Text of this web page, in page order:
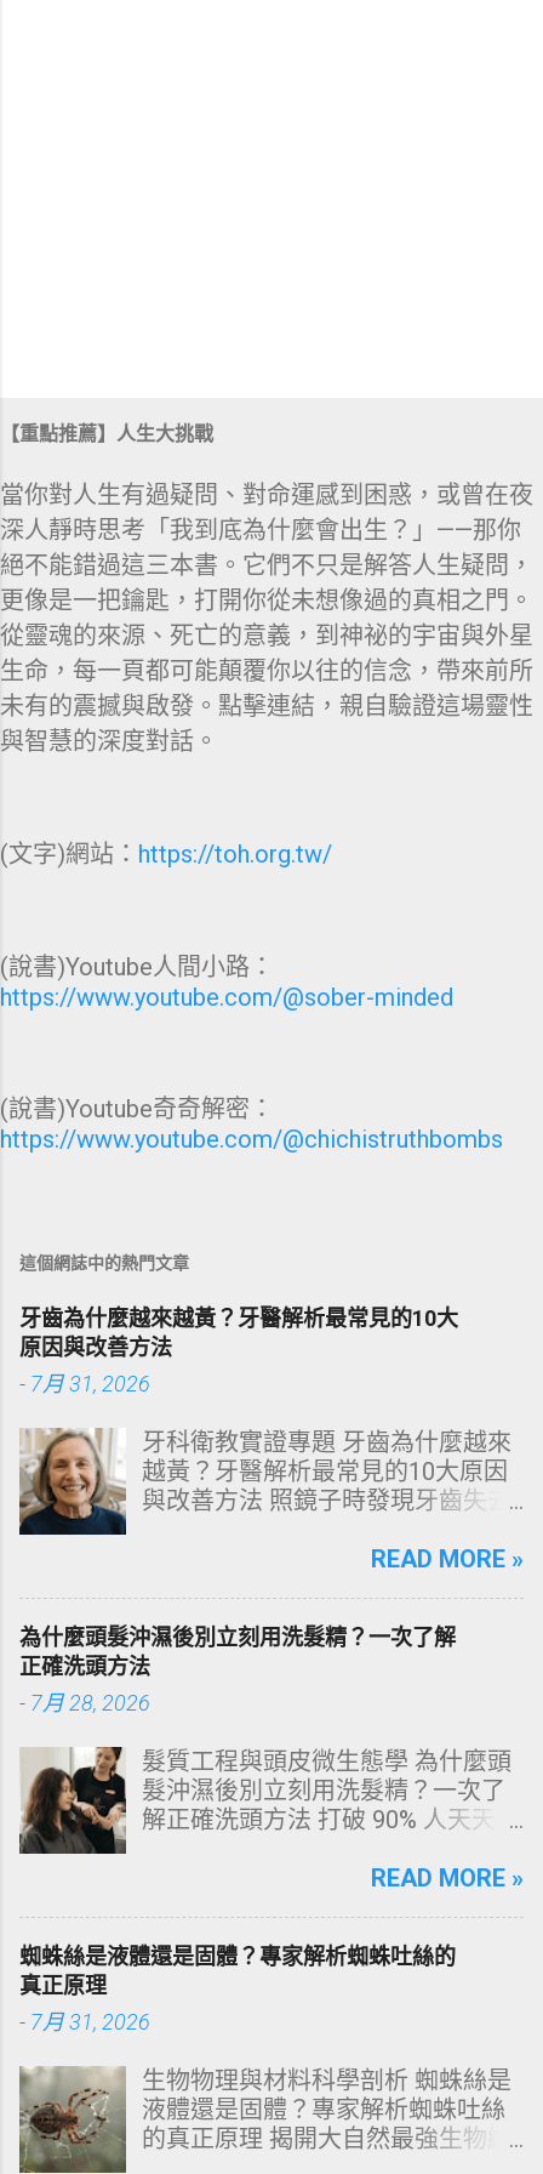
【重點推薦】人生大挑戰
當你對人生有過疑問、對命運感到困惑，或曾在夜
深人靜時思考「我到底為什麼會出生？」——那你
絕不能錯過這三本書。它們不只是解答人生疑問，
更像是一把鑰匙，打開你從未想像過的真相之門。
從靈魂的來源、死亡的意義，到神祕的宇宙與外星
生命，每一頁都可能顛覆你以往的信念，帶來前所
未有的震撼與啟發。點擊連結，親自驗證這場靈性
與智慧的深度對話。
(文字)網站： https://toh.org.tw/
(說書)Youtube人間小路：
https://www.youtube.com/@sober-minded
(說書)Youtube奇奇解密：
https://www.youtube.com/@chichistruthbombs
這個網誌中的熱門文章
牙齒為什麼越來越黃？牙醫解析最常見的10大
原因與改善方法
- 7月 31, 2026
牙科衛教實證專題 牙齒為什麼越來
越黃？牙醫解析最常見的10大原因
與改善方法 照鏡子時發現牙齒失去
文由專業牙科思維出發，深度剖析
源性染色成因，並提供精準有效的
改善與美白對策。 📋 文章快速導覽
目錄 一、 牙齒顏色的生物學本質：
琺瑯質與象牙質 二、 牙齒變黃的10
源性變色的自我檢視 四、 5大專業
牙醫美白療程評估與比較 五、 避坑
指南：破除3大網路美白偏方迷思
理策略 一、 牙齒顏色的生物學本
何泛黃，首先必須釐清牙齒的硬組
織構造。牙齒最外層是由高度鈣化
（Enamel，又稱牙釉質） ，而包裹
質（Dentin，又稱牙本質） 。 💡 生
理學核心觀念 健康自然的牙齒本來
就不是純白色。琺瑯質越半透明，
READ MORE »
為什麼頭髮沖濕後別立刻用洗髮精？一次了解
正確洗頭方法
- 7月 28, 2026
髮質工程與頭皮微生態學 為什麼頭
髮沖濕後別立刻用洗髮精？一次了
解正確洗頭方法 打破 90% 人天天在
構化思維，拆解頭皮清潔的物理與
康髮質。 💡 理性思維考題：你是否
天天洗頭，頭皮卻依然半天就出
數人的頭皮問題，並不是洗髮精買
了」。當你蓮蓬頭剛淋濕頭髮，下
一秒就把濃縮洗髮精直接抹在頭皮
上時，你已經親手觸發了一連串破
READ MORE »
蜘蛛絲是液體還是固體？專家解析蜘蛛吐絲的
真正原理
- 7月 31, 2026
生物物理與材料科學剖析 蜘蛛絲是
液體還是固體？專家解析蜘蛛吐絲
的真正原理 揭開大自然最強生物纖